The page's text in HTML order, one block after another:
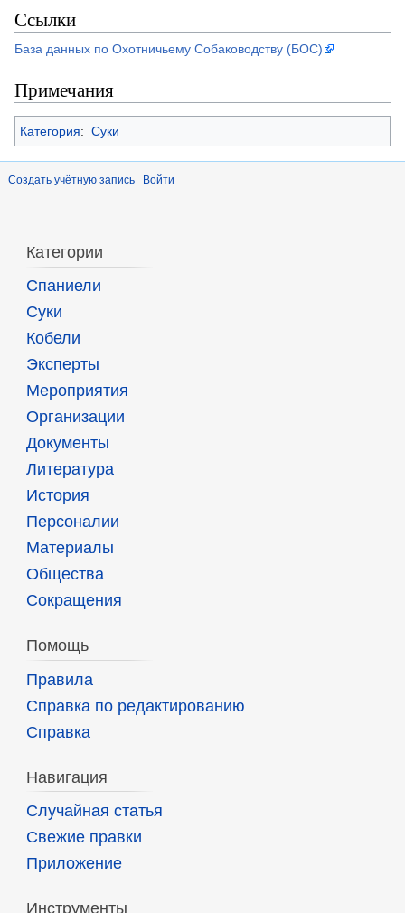
Ссылки
База данных по Охотничьему Собаководству (БОС)
Примечания
Категория: Суки
Создать учётную запись Войти
Категории
Спаниели
Суки
Кобели
Эксперты
Мероприятия
Организации
Документы
Литература
История
Персоналии
Материалы
Общества
Сокращения
Помощь
Правила
Справка по редактированию
Справка
Навигация
Случайная статья
Свежие правки
Приложение
Инструменты